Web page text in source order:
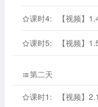
课时4: 【视频】
课时5: 【视频】1.5-起
第二天
课时1: 【视频】